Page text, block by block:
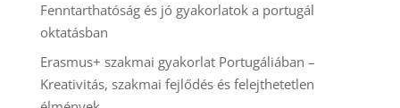
Fenntarthatóság és jó gyakorlatok a portugál
oktatásban
Erasmus+ szakmai gyakorlat Portugáliában –
Kreativitás, szakmai fejlődés és felejthetetlen